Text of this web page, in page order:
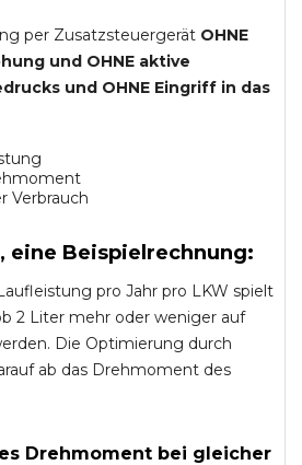
per Zusatzsteuergerät OHNE
und OHNE aktive
und OHNE Eingriff in das
Verbrauch
eine Beispielrechnung:
pro Jahr pro LKW spielt
2 Liter mehr oder weniger auf
Die Optimierung durch
ab das Drehmoment des
Drehmoment bei gleicher